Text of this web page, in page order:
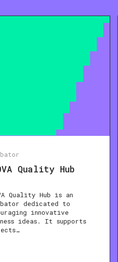
Quality Hub
Quality Hub is an
dedicated to
innovative
ideas. It supports